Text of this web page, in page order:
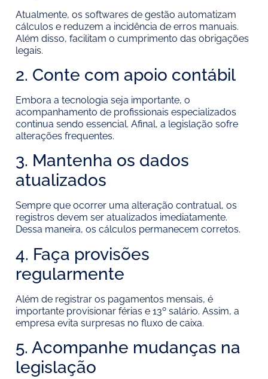
Atualmente, os softwares de gestão automatizam
cálculos e reduzem a incidência de erros manuais.
Além disso, facilitam o cumprimento das obrigações
legais.
2. Conte com apoio contábil
Embora a tecnologia seja importante, o
acompanhamento de profissionais especializados
continua sendo essencial. Afinal, a legislação sofre
alterações frequentes.
3. Mantenha os dados
atualizados
Sempre que ocorrer uma alteração contratual, os
registros devem ser atualizados imediatamente.
Dessa maneira, os cálculos permanecem corretos.
4. Faça provisões
regularmente
Além de registrar os pagamentos mensais, é
importante provisionar férias e 13º salário. Assim, a
empresa evita surpresas no fluxo de caixa.
5. Acompanhe mudanças na
legislação